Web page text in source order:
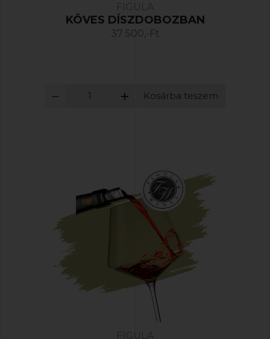
FIGULA
KÖVES DÍSZDOBOZBAN
37 500,-Ft
Kosárba teszem
FIGULA